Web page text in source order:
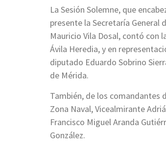
La Sesión Solemne, que
presente la Secretaría General
Mauricio Vila Dosal, contó con
Ávila Heredia, y en
diputado Eduardo Sobrino
de Mérida.
También, de los comandantes
Zona Naval, Vicealmirante
Francisco Miguel Aranda
González.